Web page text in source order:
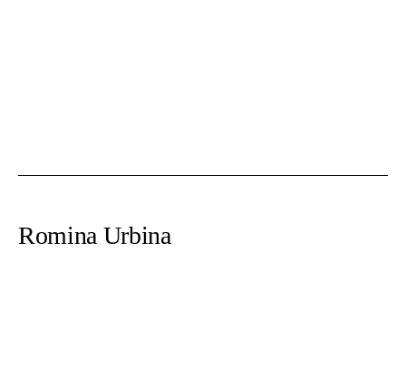
Romina Urbina